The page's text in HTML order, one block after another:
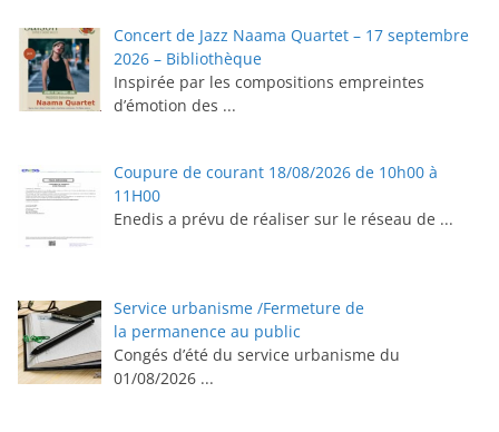
Concert de Jazz Naama Quartet – 17 septembre
2026 – Bibliothèque
Inspirée par les compositions empreintes
d’émotion des ...
Coupure de courant 18/08/2026 de 10h00 à
11H00
Enedis a prévu de réaliser sur le réseau de ...
Service urbanisme /Fermeture de
la permanence au public
Congés d’été du service urbanisme du
01/08/2026 ...